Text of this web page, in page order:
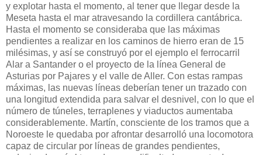
y explotar hasta el momento, al tener que llegar desde la
Meseta hasta el mar atravesando la cordillera cantábrica.
Hasta el momento se consideraba que las máximas
pendientes a realizar en los caminos de hierro eran de 15
milésimas, y así se construyó por el ejemplo el ferrocarril
Alar a Santander o el proyecto de la línea General de
Asturias por Pajares y el valle de Aller. Con estas rampas
máximas, las nuevas líneas deberían tener un trazado con
una longitud extendida para salvar el desnivel, con lo que el
número de túneles, terraplenes y viaductos aumentaba
considerablemente. Martín, consciente de los tramos que a
Noroeste le quedaba por afrontar desarrolló una locomotora
capaz de circular por líneas de grandes pendientes,